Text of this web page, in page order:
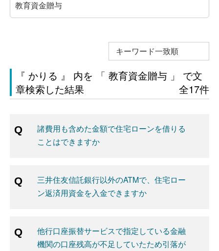
キーワード一致順
『 かりる 』 内を 「 教育資金贈与 」 で文
章検索した結果
全17件
諸費用も含めた金額で住宅ローンを借りる
ことはできますか
三井住友信託銀行以外のATMで、住宅ロー
ン返済用資金を入金できますか
他行口座振替サービスで指定している金融
機関の口座残高が不足していたため引落が